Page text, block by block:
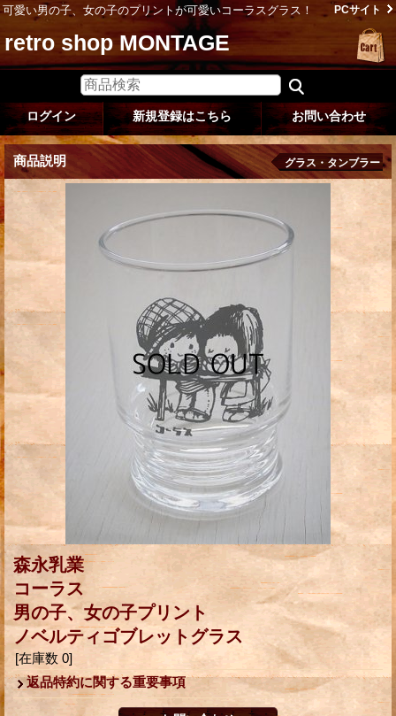
可愛い男の子、女の子のプリントが可愛いコーラスグラス！ PCサイト
retro shop MONTAGE
ログイン 新規登録はこちら お問い合わせ
商品説明 グラス・タンブラー
森永乳業
コーラス
男の子、女の子プリント
ノベルティゴブレットグラス
[在庫数 0]
返品特約に関する重要事項